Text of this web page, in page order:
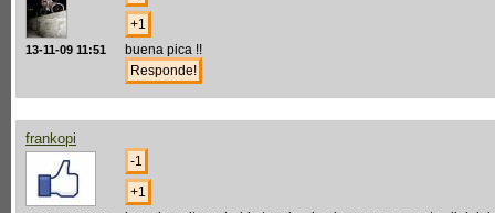
13-11-09 11:51 buena pica !!
frankopi